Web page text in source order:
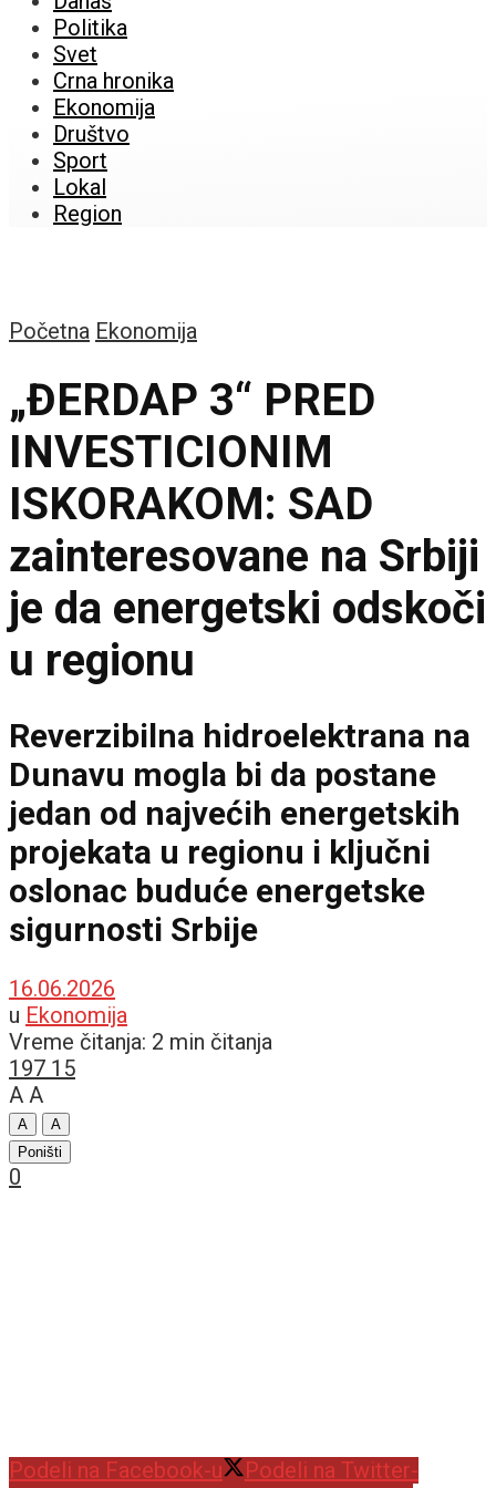
Politika
Svet
Crna hronika
Ekonomija
Društvo
Sport
Lokal
Region
Početna Ekonomija
„ĐERDAP 3“ PRED
INVESTICIONIM
ISKORAKOM: SAD
zainteresovane na Srbiji
je da energetski odskoči
u regionu
Reverzibilna hidroelektrana na
Dunavu mogla bi da postane
jedan od najvećih energetskih
projekata u regionu i ključni
oslonac buduće energetske
sigurnosti Srbije
16.06.2026
u Ekonomija
Vreme čitanja: 2 min čitanja
197 15
A A
A
A
Poništi
0
Podeli na Facebook-u
Podeli na Twitter-